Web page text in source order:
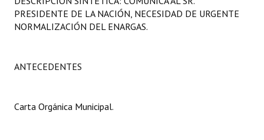
Programas
Constitución Nacional
Carta Orgánica 2007
PRESIDENTE DE LA NACIÓN, NECESIDAD DE URGENTE
NORMALIZACIÓN DEL ENARGAS.
ANTECEDENTES
Carta Orgánica Municipal.